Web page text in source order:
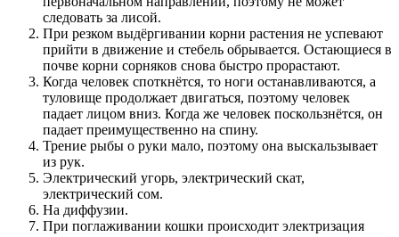
следовать за лисой.
При резком выдёргивании корни растения не успевают
прийти в движение и стебель обрывается. Остающиеся в
почве корни сорняков снова быстро прорастают.
Когда человек споткнётся, то ноги останавливаются, а
туловище продолжает двигаться, поэтому человек
падает лицом вниз. Когда же человек поскользнётся, он
падает преимущественно на спину.
Трение рыбы о руки мало, поэтому она выскальзывает
из рук.
Электрический угорь, электрический скат,
электрический сом.
На диффузии.
При поглаживании кошки происходит электризация